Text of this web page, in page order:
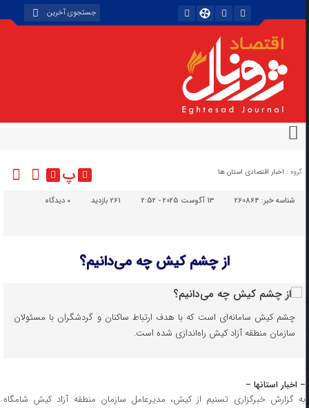
گروه : اخبار اقتصادی استان ها پ
شناسه خبر:260864 13 آگوست 2025 - 2:52 261 بازدید دیدگاه
از چشم کیش چه می‌دانیم؟
چشم کیش سامانه‌ای است که با هدف ارتباط ساکنان و گردشگران با مسئولان
سازمان منطقه آزاد کیش راه‌اندازی شده است.
– اخبار استانها –
به گزارش خبرگزاری تسنیم از کیش، مدیرعامل سازمان منطقه آزاد کیش شامگاه